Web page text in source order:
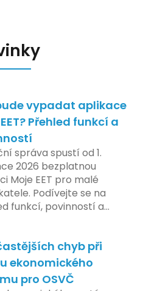
vypadat aplikace
Přehled funkcí a
správa spustí od 1.
2026 bezplatnou
Moje EET pro malé
Podívejte se na
funkcí, povinností a
chyb při
ekonomického
pro OSVČ